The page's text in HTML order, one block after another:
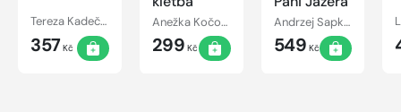
Tereza Kadečková, Tereza Matoušková
357Kč
Anežka Kočová
299 Kč
Andrzej Sapkowski
549 Kč